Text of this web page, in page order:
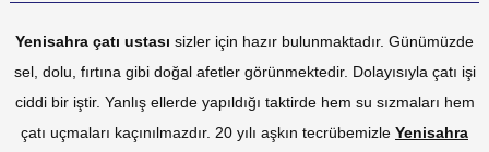
Yenisahra çatı ustası sizler için hazır bulunmaktadır. Günümüzde
sel, dolu, fırtına gibi doğal afetler görünmektedir. Dolayısıyla çatı işi
ciddi bir iştir. Yanlış ellerde yapıldığı taktirde hem su sızmaları hem
çatı uçmaları kaçınılmazdır. 20 yılı aşkın tecrübemizle Yenisahra